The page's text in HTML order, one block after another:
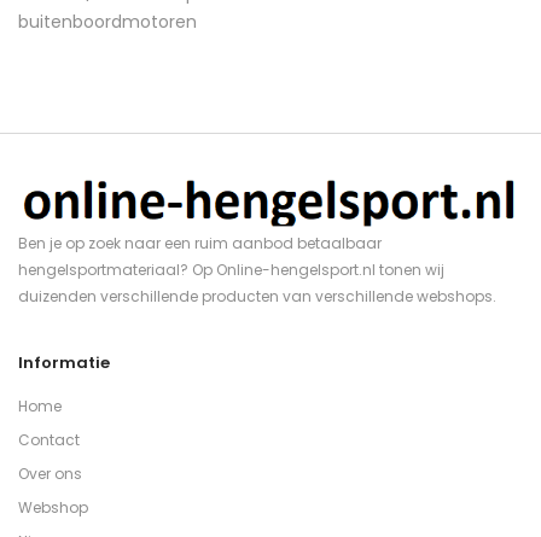
Ben je op zoek naar een ruim aanbod betaalbaar
hengelsportmateriaal? Op Online-hengelsport.nl tonen wij
duizenden verschillende producten van verschillende webshops.
Informatie
Home
Contact
Over ons
Webshop